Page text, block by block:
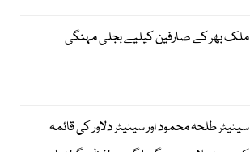
ملک بھر کے صارفین کیلیے بجلی مہنگی
سینیٹر طلحہ محمود اور سینیٹر دلاور کی قائمہ